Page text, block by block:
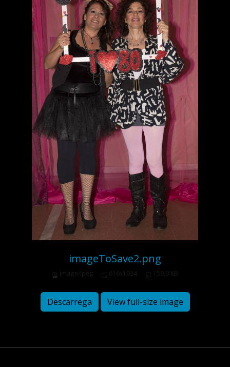
imageToSave2.png
image/jpeg 616x1024 159.0 KB
Descarrega View full-size image